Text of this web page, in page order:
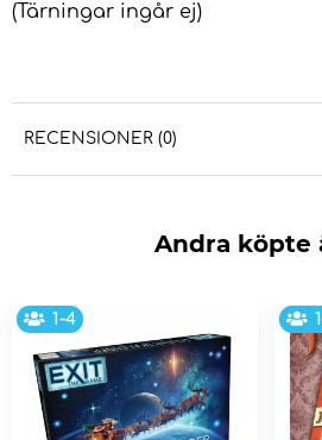
(Tärningar ingår ej)
RECENSIONER (0)
Andra köpte
1-4